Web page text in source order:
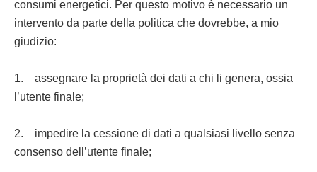
consumi energetici. Per questo motivo è necessario un
intervento da parte della politica che dovrebbe, a mio
giudizio:
1. assegnare la proprietà dei dati a chi li genera, ossia
l’utente finale;
2. impedire la cessione di dati a qualsiasi livello senza
consenso dell’utente finale;